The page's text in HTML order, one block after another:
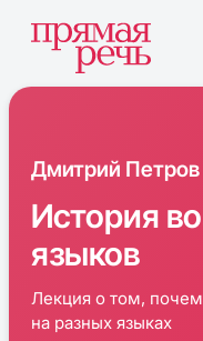
Дмитрий Петров
История
языков
Лекция о том,
на разных языках